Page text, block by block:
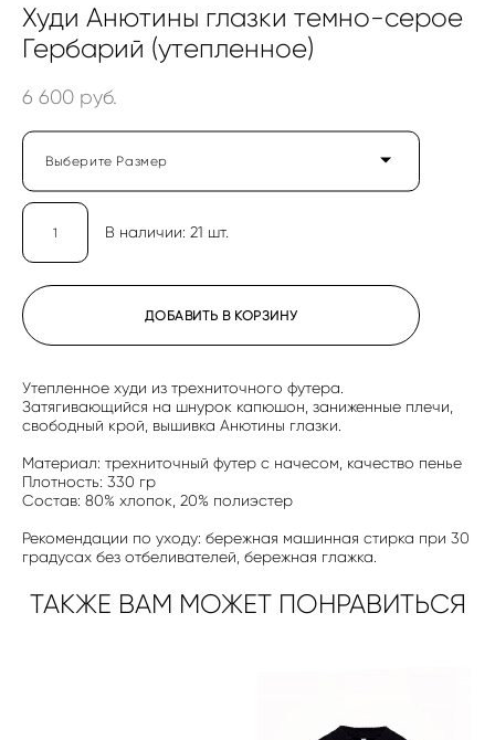
Худи Анютины глазки темно-серое
Гербарий (утепленное)
6 600 pуб.
Выберите Размер
В наличии: 21 шт.
ДОБАВИТЬ В КОРЗИНУ
Утепленное худи из трехниточного футера.
Затягивающийся на шнурок капюшон, заниженные плечи,
свободный крой, вышивка Анютины глазки.
Материал: трехниточный футер с начесом, качество пенье
Плотность: 330 гр
Состав: 80% хлопок, 20% полиэстер
Рекомендации по уходу: бережная машинная стирка при 30
градусах без отбеливателей, бережная глажка.
ТАКЖЕ ВАМ МОЖЕТ ПОНРАВИТЬСЯ